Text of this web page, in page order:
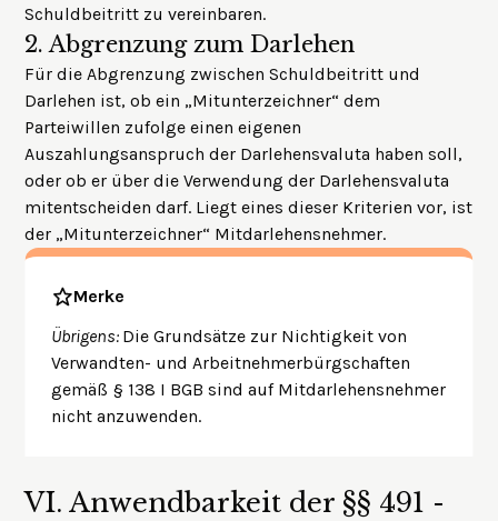
Schuldbeitritt zu vereinbaren.
2. Abgrenzung zum Darlehen
Für die Abgrenzung zwischen Schuldbeitritt und
Darlehen ist, ob ein „Mitunterzeichner“ dem
Parteiwillen zufolge einen eigenen
Auszahlungsanspruch der Darlehensvaluta haben soll,
oder ob er über die Verwendung der Darlehensvaluta
mitentscheiden darf. Liegt eines dieser Kriterien vor, ist
der „Mitunterzeichner“ Mitdarlehensnehmer.
Merke
Übrigens: Die Grundsätze zur Nichtigkeit von
Verwandten- und Arbeitnehmerbürgschaften
gemäß § 138 I BGB sind auf Mitdarlehensnehmer
nicht anzuwenden.
VI. Anwendbarkeit der §§ 491 -